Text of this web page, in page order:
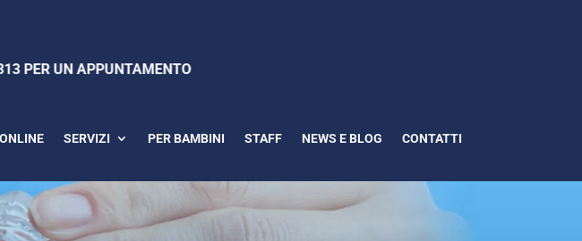
UN APPUNTAMENTO
SERVIZI PER BAMBINI STAFF NEWS E BLOG CONTATTI